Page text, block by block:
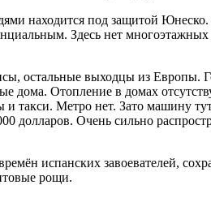
находится под защитой Юнеско.
Здесь нет многоэтажных
остальные выходцы из Европы.
дома. Отопление в домах
и такси. Метро нет. Зато машину
долларов. Очень сильно
испанских завоевателей,
рощи.